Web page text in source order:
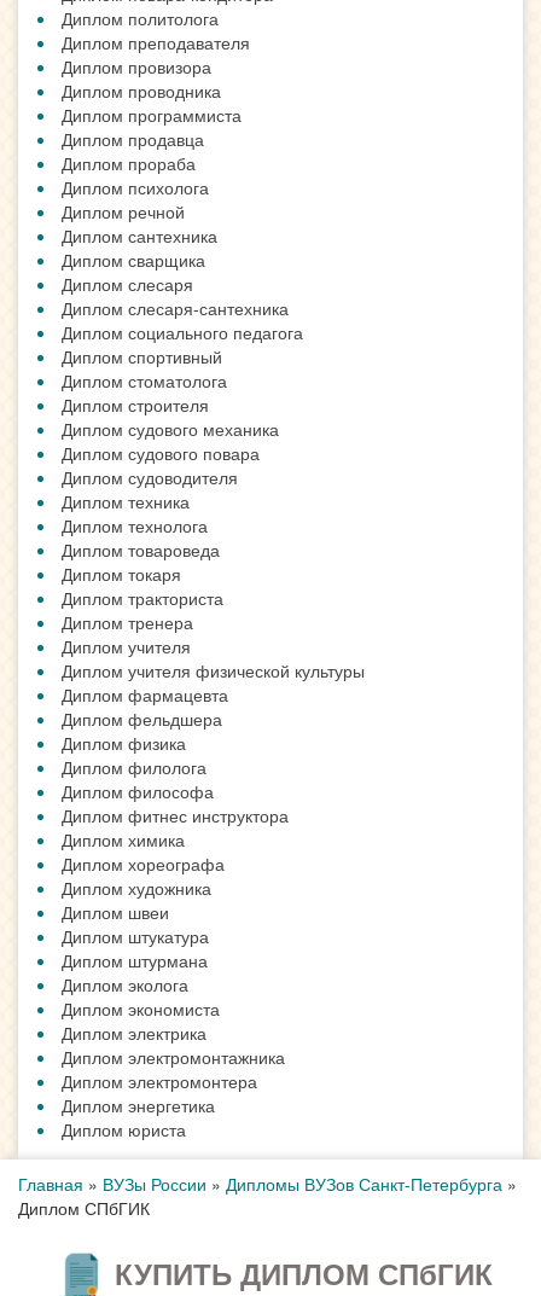
Диплом политолога
Диплом преподавателя
Диплом провизора
Диплом проводника
Диплом программиста
Диплом продавца
Диплом прораба
Диплом психолога
Диплом речной
Диплом сантехника
Диплом сварщика
Диплом слесаря
Диплом слесаря-сантехника
Диплом социального педагога
Диплом спортивный
Диплом стоматолога
Диплом строителя
Диплом судового механика
Диплом судового повара
Диплом судоводителя
Диплом техника
Диплом технолога
Диплом товароведа
Диплом токаря
Диплом тракториста
Диплом тренера
Диплом учителя
Диплом учителя физической культуры
Диплом фармацевта
Диплом фельдшера
Диплом физика
Диплом филолога
Диплом философа
Диплом фитнес инструктора
Диплом химика
Диплом хореографа
Диплом художника
Диплом швеи
Диплом штукатура
Диплом штурмана
Диплом эколога
Диплом экономиста
Диплом электрика
Диплом электромонтажника
Диплом электромонтера
Диплом энергетика
Диплом юриста
Главная » ВУЗы России » Дипломы ВУЗов Санкт-Петербурга »
Диплом СПбГИК
КУПИТЬ ДИПЛОМ СПбГИК